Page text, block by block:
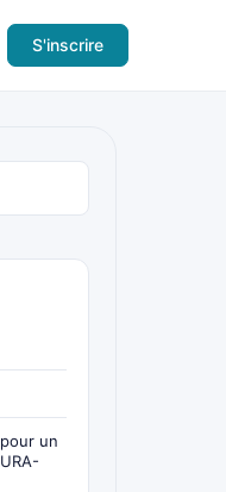
S'inscrire
un